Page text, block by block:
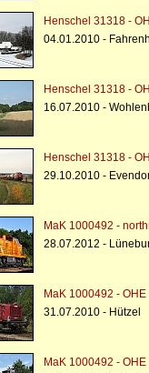
Henschel 31318 -
04.01.2010 -
Henschel 31318 -
16.07.2010 -
Henschel 31318 -
29.10.2010 -
MaK 1000492 -
28.07.2012 -
MaK 1000492 -
31.07.2010 - Hützel
MaK 1000492 -